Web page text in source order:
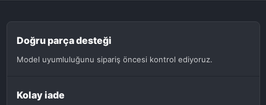
Doğru parça desteği
Model uyumluluğunu sipariş öncesi kontrol ediyoruz.
Kolay iade